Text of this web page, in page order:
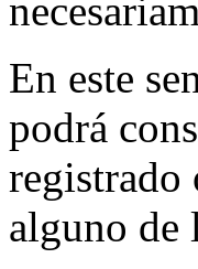
En este
podrá
registrado
alguno de